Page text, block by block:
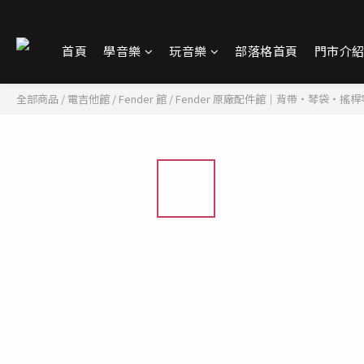
首頁 學音樂 玩音樂 部落格首頁 門市介紹
全部商品 / 電吉他館 / Fender 館 / Fender 原廠配件館｜背帶・琴袋・搖